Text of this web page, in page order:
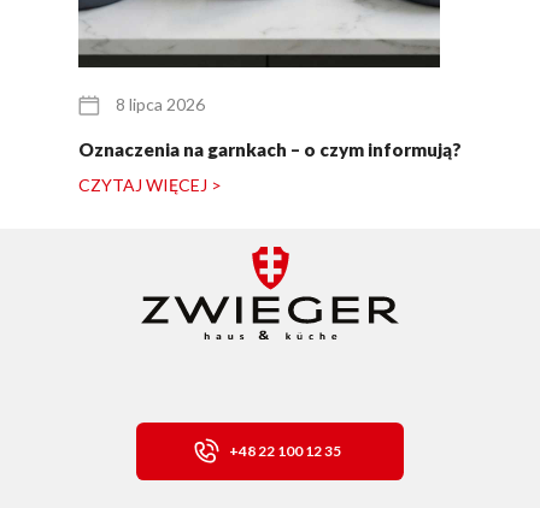
8 lipca 2026
Oznaczenia na garnkach – o czym informują?
CZYTAJ WIĘCEJ >
+48 22 100 12 35